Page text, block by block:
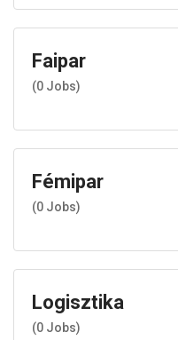
Faipar
(0 Jobs)
Fémipar
(0 Jobs)
Logisztika
(0 Jobs)